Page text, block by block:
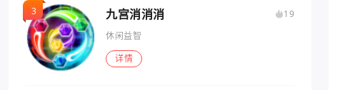
九宫消消消
19
休闲益智
详情